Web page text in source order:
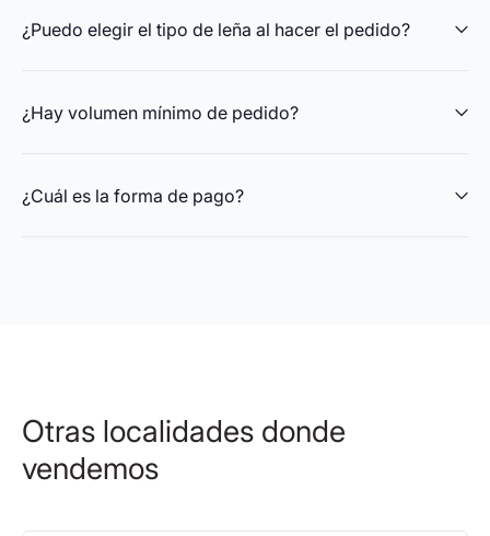
¿Puedo elegir el tipo de leña al hacer el pedido?
¿Hay volumen mínimo de pedido?
¿Cuál es la forma de pago?
Otras localidades donde
vendemos